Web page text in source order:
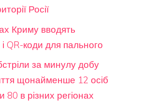
Росії
Криму вводять
QR-коди для пального
за минулу добу
щонайменше 12 осіб
80 в різних регіонах